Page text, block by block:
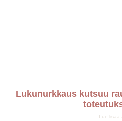
Lukunurkkaus kutsuu
Lue lisää